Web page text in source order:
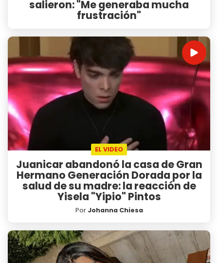
salieron: "Me generaba mucha
frustración"
EL VIDEO
Juanicar abandonó la casa de Gran
Hermano Generación Dorada por la
salud de su madre: la reacción de
Yisela "Yipio" Pintos
Por Johanna Chiesa